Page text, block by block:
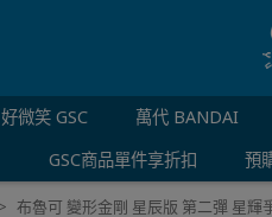
好微笑 GSC 萬代 BANDAI
GSC商品單件享折扣
預
布魯可 變形金剛 星辰版 第二彈 星輝